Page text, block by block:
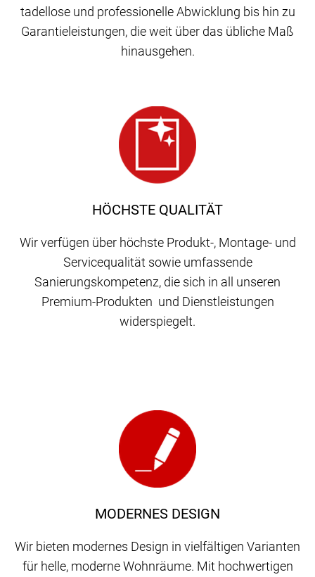
HÖCHSTE QUALITÄT
Wir verfügen über höchste Produkt-, Montage- und
Servicequalität sowie umfassende
Sanierungskompetenz, die sich in all unseren
Premium-Produkten und Dienstleistungen
widerspiegelt.
tadellose und professionelle Abwicklung bis hin zu
Garantieleistungen, die weit über das übliche Maß
hinausgehen.
MODERNES DESIGN
Wir bieten modernes Design in vielfältigen Varianten
für helle, moderne Wohnräume. Mit hochwertigen